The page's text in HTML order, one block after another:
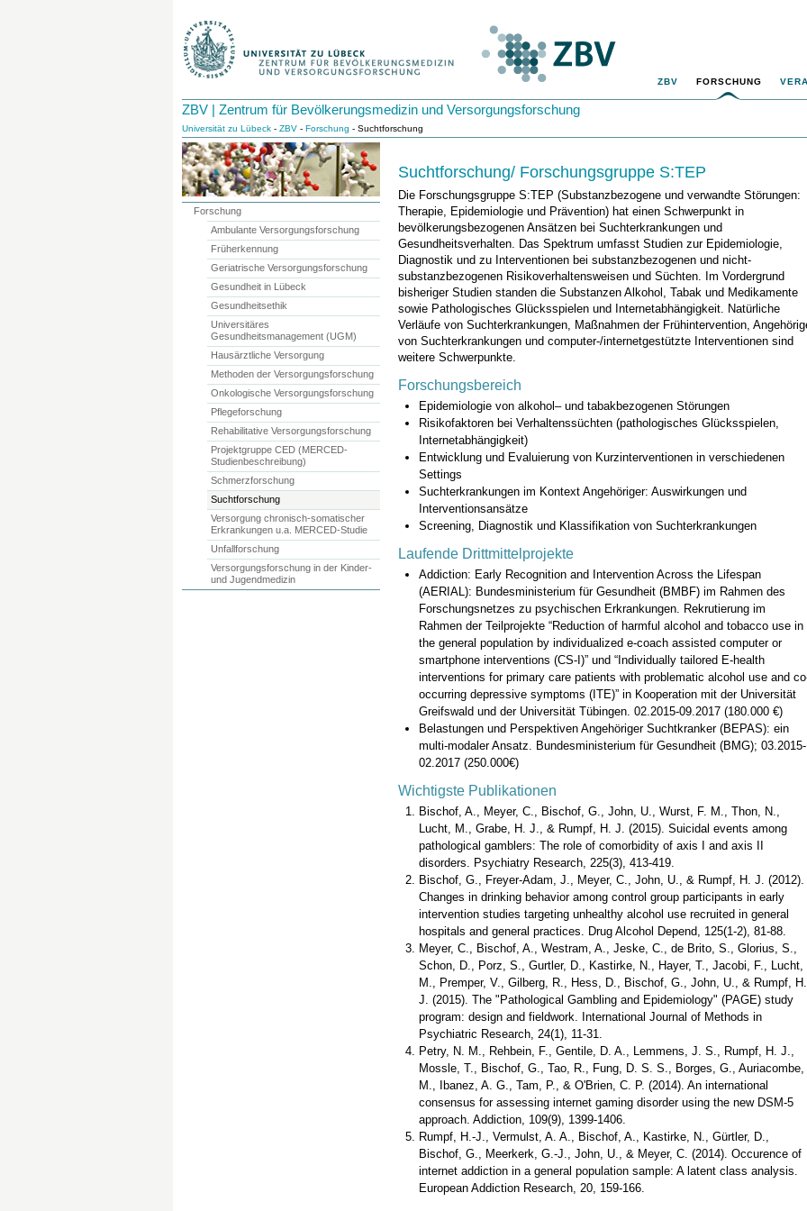
ZBV FORSCHUNG
ZBV | Zentrum für Bevölkerungsmedizin und Versorgungsforschung
Universität zu Lübeck - ZBV - Forschung - Suchtforschung
Suchtforschung/ Forschungsgruppe S:TEP
Die Forschungsgruppe S:TEP (Substanzbezogene und verwandte Störungen:
Therapie, Epidemiologie und Prävention) hat einen Schwerpunkt in
bevölkerungsbezogenen Ansätzen bei Suchterkrankungen und
Gesundheitsverhalten. Das Spektrum umfasst Studien zur Epidemiologie,
Diagnostik und zu Interventionen bei substanzbezogenen und nicht-
substanzbezogenen Risikoverhaltensweisen und Süchten. Im Vordergrund
bisheriger Studien standen die Substanzen Alkohol, Tabak und Medikamente
sowie Pathologisches Glücksspielen und Internetabhängigkeit. Natürliche
Verläufe von Suchterkrankungen, Maßnahmen der Frühintervention,
von Suchterkrankungen und computer-/internetgestützte Interventionen sind
weitere Schwerpunkte.
Forschungsbereich
Epidemiologie von alkohol– und tabakbezogenen Störungen
Risikofaktoren bei Verhaltenssüchten (pathologisches Glücksspielen,
Internetabhängigkeit)
Entwicklung und Evaluierung von Kurzinterventionen in verschiedenen
Settings
Suchterkrankungen im Kontext Angehöriger: Auswirkungen und
Interventionsansätze
Screening, Diagnostik und Klassifikation von Suchterkrankungen
Laufende Drittmittelprojekte
Addiction: Early Recognition and Intervention Across the Lifespan
(AERIAL): Bundesministerium für Gesundheit (BMBF) im Rahmen des
Forschungsnetzes zu psychischen Erkrankungen. Rekrutierung im
Rahmen der Teilprojekte “Reduction of harmful alcohol and tobacco use in
the general population by individualized e-coach assisted computer or
smartphone interventions (CS-I)” und “Individually tailored E-health
interventions for primary care patients with problematic alcohol use and
occurring depressive symptoms (ITE)” in Kooperation mit der Universität
Greifswald und der Universität Tübingen. 02.2015-09.2017 (180.000 €)
Belastungen und Perspektiven Angehöriger Suchtkranker (BEPAS): ein
multi-modaler Ansatz. Bundesministerium für Gesundheit (BMG); 03.2015-
02.2017 (250.000€)
Wichtigste Publikationen
Bischof, A., Meyer, C., Bischof, G., John, U., Wurst, F. M., Thon, N.,
Lucht, M., Grabe, H. J., & Rumpf, H. J. (2015). Suicidal events among
pathological gamblers: The role of comorbidity of axis I and axis II
disorders. Psychiatry Research, 225(3), 413-419.
Bischof, G., Freyer-Adam, J., Meyer, C., John, U., & Rumpf, H. J. (2012).
Changes in drinking behavior among control group participants in early
intervention studies targeting unhealthy alcohol use recruited in general
hospitals and general practices. Drug Alcohol Depend, 125(1-2), 81-88.
Meyer, C., Bischof, A., Westram, A., Jeske, C., de Brito, S., Glorius, S.,
Schon, D., Porz, S., Gurtler, D., Kastirke, N., Hayer, T., Jacobi, F., Lucht,
M., Premper, V., Gilberg, R., Hess, D., Bischof, G., John, U., & Rumpf, H.
J. (2015). The "Pathological Gambling and Epidemiology" (PAGE) study
program: design and fieldwork. International Journal of Methods in
Psychiatric Research, 24(1), 11-31.
Petry, N. M., Rehbein, F., Gentile, D. A., Lemmens, J. S., Rumpf, H. J.,
Mossle, T., Bischof, G., Tao, R., Fung, D. S. S., Borges, G., Auriacombe,
M., Ibanez, A. G., Tam, P., & O'Brien, C. P. (2014). An international
consensus for assessing internet gaming disorder using the new DSM-5
approach. Addiction, 109(9), 1399-1406.
Rumpf, H.-J., Vermulst, A. A., Bischof, A., Kastirke, N., Gürtler, D.,
Bischof, G., Meerkerk, G.-J., John, U., & Meyer, C. (2014). Occurence of
internet addiction in a general population sample: A latent class analysis.
European Addiction Research, 20, 159-166.
Forschung
Ambulante Versorgungsforschung
Früherkennung
Geriatrische Versorgungsforschung
Gesundheit in Lübeck
Gesundheitsethik
Universitäres
Gesundheitsmanagement (UGM)
Hausärztliche Versorgung
Methoden der Versorgungsforschung
Onkologische Versorgungsforschung
Pflegeforschung
Rehabilitative Versorgungsforschung
Projektgruppe CED (MERCED-
Studienbeschreibung)
Schmerzforschung
Suchtforschung
Versorgung chronisch-somatischer
Erkrankungen u.a. MERCED-Studie
Unfallforschung
Versorgungsforschung in der Kinder-
und Jugendmedizin